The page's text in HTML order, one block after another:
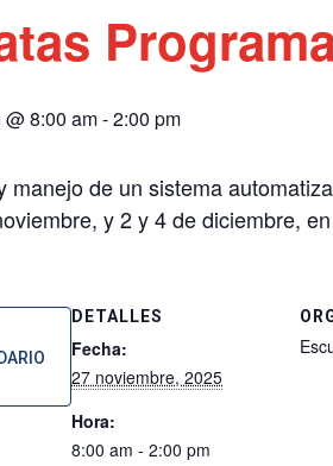
8:00 am-2:00 pm
manejo de un sistema
y 2 y 4 de diciembre,
DETALLES
Fecha:
27 noviembre, 2025
Hora:
8:00 am - 2:00 pm